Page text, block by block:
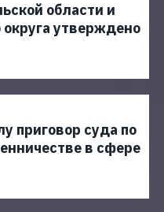
области и
округа утверждено
приговор суда по
в сфере